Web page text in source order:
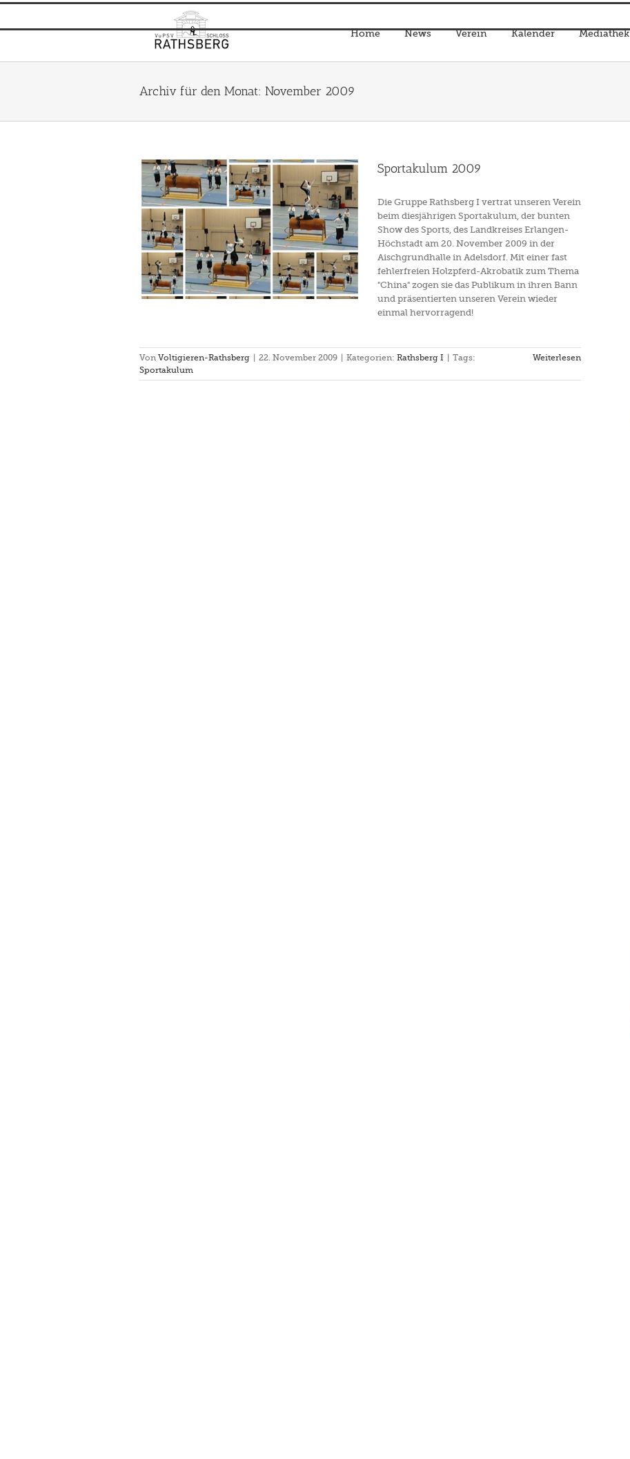
Zum
springen
Home News Verein Kalender Mediathek
Archiv für den Monat: November 2009
Sportakulum 2009
Die Gruppe Rathsberg I vertrat unseren Verein
beim diesjährigen Sportakulum, der bunten
Show des Sports, des Landkreises Erlangen-
Höchstadt am 20. November 2009 in der
Aischgrundhalle in Adelsdorf. Mit einer fast
fehlerfreien Holzpferd-Akrobatik zum Thema
"China" zogen sie das Publikum in ihren Bann
und präsentierten unseren Verein wieder
einmal hervorragend!
Von Voltigieren-Rathsberg 22. November 2009 Kategorien: Rathsberg I
Tags:
Sportakulum
Weiterlesen